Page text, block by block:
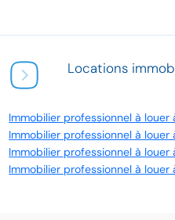
Locations
Immobilier professionnel à
Immobilier professionnel à louer
Immobilier professionnel à louer
Immobilier professionnel à louer